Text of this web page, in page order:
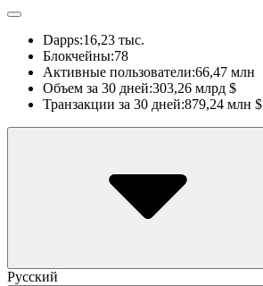
Dapps:16,23 тыс.
Блокчейны:78
Активные пользователи:66,47 млн
Объем за 30 дней:303,26 млрд $
Транзакции за 30 дней:879,24 млн $
Русский